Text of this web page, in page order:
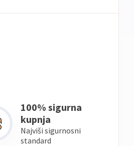
100% sigurna
kupnja
Najviši sigurnosni
standard